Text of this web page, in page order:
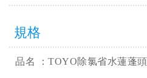
規格
品名 ：TOYO除氯省水蓮蓬頭